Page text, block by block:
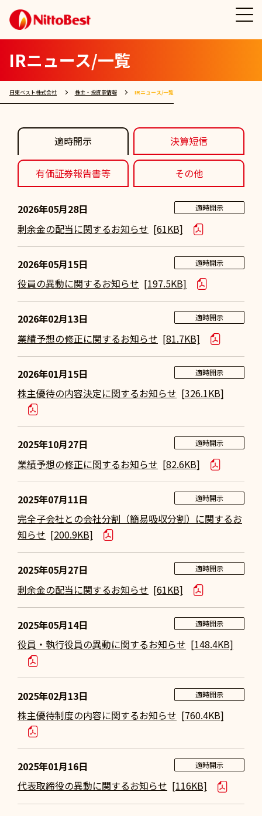
IRニュース/一覧
日東ベスト株式会社 株主・投資家情報 IRニュース/一覧
適時開示 決算短信
有価証券報告書等 その他
2026年05月28日 適時開示
剰余金の配当に関するお知らせ [61KB]
2026年05月15日 適時開示
役員の異動に関するお知らせ [197.5KB]
2026年02月13日 適時開示
業績予想の修正に関するお知らせ [81.7KB]
2026年01月15日 適時開示
株主優待の内容決定に関するお知らせ [326.1KB]
2025年10月27日 適時開示
業績予想の修正に関するお知らせ [82.6KB]
2025年07月11日 適時開示
完全子会社との会社分割（簡易吸収分割）に関するお
知らせ [200.9KB]
2025年05月27日 適時開示
剰余金の配当に関するお知らせ [61KB]
2025年05月14日 適時開示
役員・執行役員の異動に関するお知らせ [148.4KB]
2025年02月13日 適時開示
株主優待制度の内容に関するお知らせ [760.4KB]
2025年01月16日 適時開示
代表取締役の異動に関するお知らせ [116KB]